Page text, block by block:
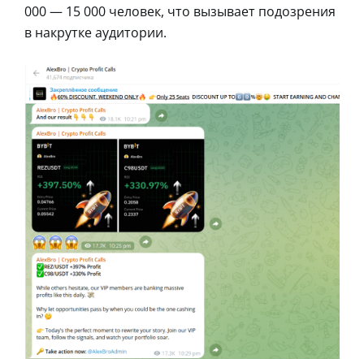
000 — 15 000 человек, что вызывает подозрения
в накрутке аудитории.